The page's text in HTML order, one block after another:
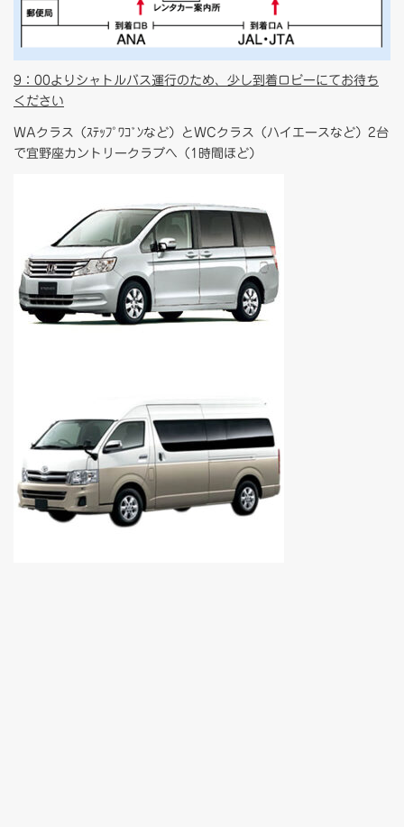
9：00よりシャトルバス運行のため、少し到着ロビーにてお待ち
ください
WAクラス（ｽﾃｯﾌﾟﾜｺﾞﾝなど）とWCクラス（ハイエースなど）2台
で宜野座カントリークラブへ（1時間ほど）